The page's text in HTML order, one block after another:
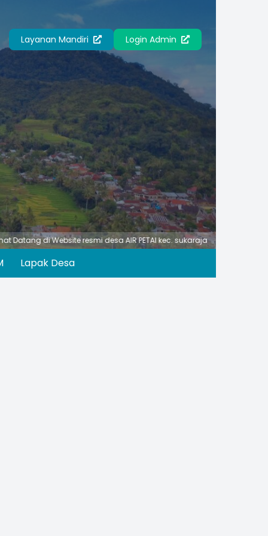
Layanan Mandiri Login Admin
di Website resmi desa AIR PETAI kec. sukaraja kab. Seluma
Lapak Desa